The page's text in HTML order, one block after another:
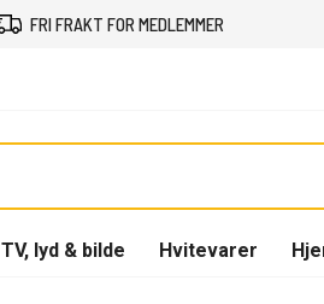
FRI FRAKT FOR MEDLEMMER
TV, lyd & bilde Hvitevarer